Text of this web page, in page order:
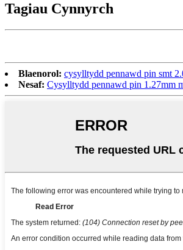
Tagiau Cynnyrch
Blaenorol: cysylltydd pennawd pin smt
Nesaf: Cysylltydd pennawd pin 1.27mm